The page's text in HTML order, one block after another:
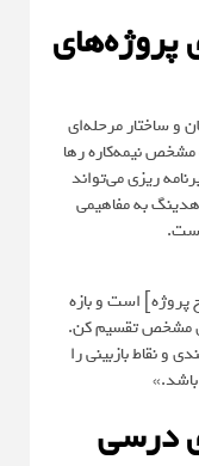
پروژه‌های
و ساختار مرحله‌ای
مشخص نیمه‌کاره رها
ریزی می‌تواند
به مفاهیمی
است و بازه
مشخص تقسیم کن.
و نقاط بازبینی را
باشد.»
درسی